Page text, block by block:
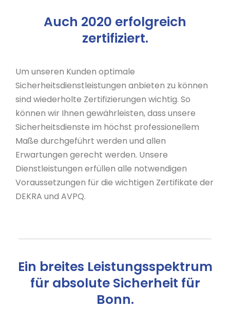
Auch 2020 erfolgreich
zertifiziert.
Um unseren Kunden optimale
Sicherheitsdienstleistungen anbieten zu können
sind wiederholte Zertifizierungen wichtig. So
können wir Ihnen gewährleisten, dass unsere
Sicherheitsdienste im höchst professionellem
Maße durchgeführt werden und allen
Erwartungen gerecht werden. Unsere
Dienstleistungen erfüllen alle notwendigen
Voraussetzungen für die wichtigen Zertifikate der
DEKRA und AVPQ.
Ein breites Leistungsspektrum
für absolute Sicherheit für
Bonn.